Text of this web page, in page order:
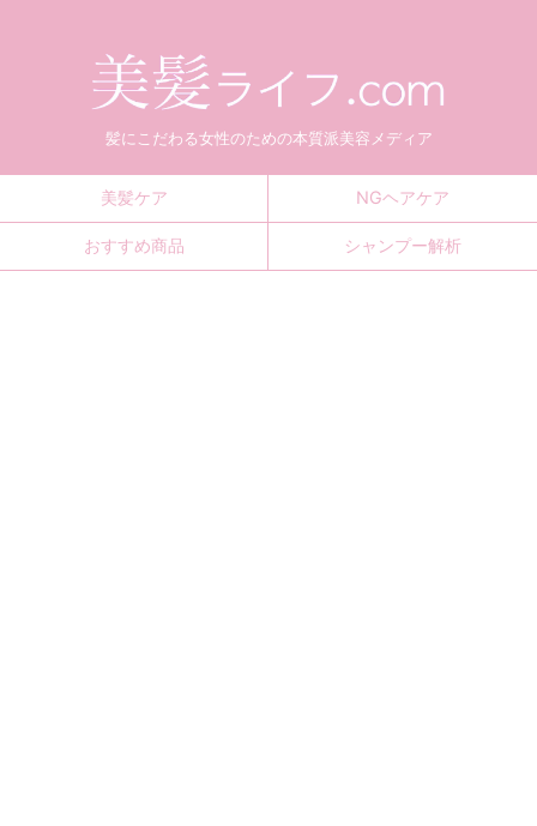
髪にこだわる女性のための本質派美容メディア
美髪ケア NGヘアケア
おすすめ商品 シャンプー解析